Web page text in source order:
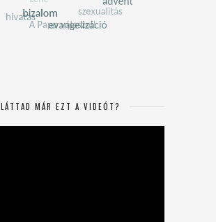
LÁTTAD MÁR EZT A VIDEÓT?